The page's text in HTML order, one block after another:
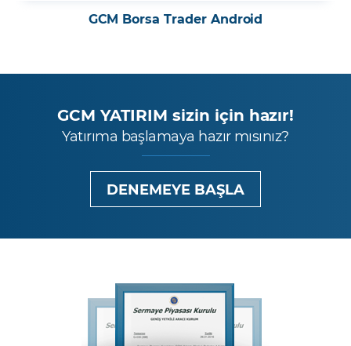
GCM Borsa Trader Android
GCM YATIRIM sizin için hazır!
Yatırıma başlamaya hazır mısınız?
DENEMEYE BAŞLA